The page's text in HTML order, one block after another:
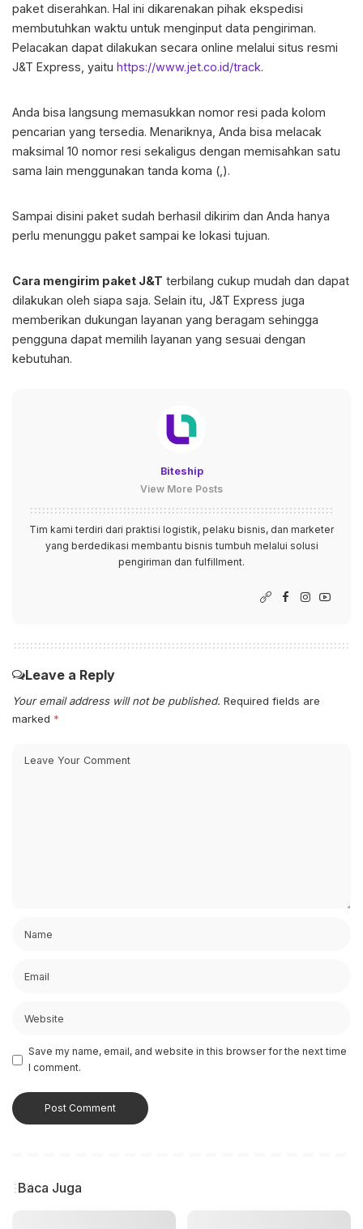
paket diserahkan. Hal ini dikarenakan pihak ekspedisi
membutuhkan waktu untuk menginput data pengiriman.
Pelacakan dapat dilakukan secara online melalui situs resmi
J&T Express, yaitu https://www.jet.co.id/track.
Anda bisa langsung memasukkan nomor resi pada kolom
pencarian yang tersedia. Menariknya, Anda bisa melacak
maksimal 10 nomor resi sekaligus dengan memisahkan satu
sama lain menggunakan tanda koma (,).
Sampai disini paket sudah berhasil dikirim dan Anda hanya
perlu menunggu paket sampai ke lokasi tujuan.
Cara mengirim paket J&T terbilang cukup mudah dan dapat
dilakukan oleh siapa saja. Selain itu, J&T Express juga
memberikan dukungan layanan yang beragam sehingga
pengguna dapat memilih layanan yang sesuai dengan
kebutuhan.
Biteship
View More Posts
Tim kami terdiri dari praktisi logistik, pelaku bisnis, dan marketer
yang berdedikasi membantu bisnis tumbuh melalui solusi
pengiriman dan fulfillment.
Leave a Reply
Your email address will not be published. Required fields are
marked *
Save my name, email, and website in this browser for the next time
I comment.
Baca Juga